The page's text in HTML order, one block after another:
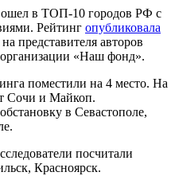
в ТОП-10 городов РФ с
Рейтинг опубликовала
представителя авторов
«Наш фонд».
поместили на 4 место. На
Сочи и Майкоп.
в Севастополе,
посчитали
Красноярск.